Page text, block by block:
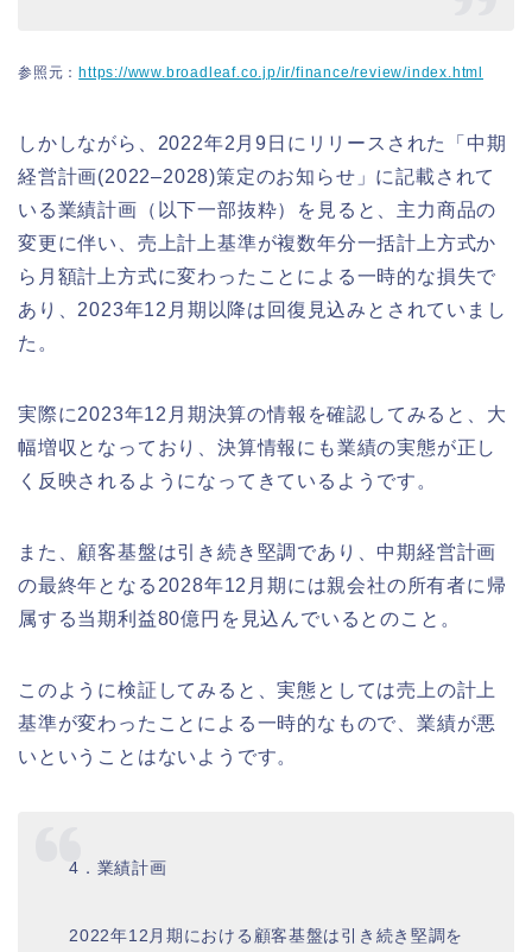
参照元： https://www.broadleaf.co.jp/ir/finance/review/index.html
しかしながら、2022年2月9日にリリースされた「中期
経営計画(2022–2028)策定のお知らせ」に記載されて
いる業績計画（以下一部抜粋）を見ると、主力商品の
変更に伴い、売上計上基準が複数年分一括計上方式か
ら月額計上方式に変わったことによる一時的な損失で
あり、2023年12月期以降は回復見込みとされていまし
た。
実際に2023年12月期決算の情報を確認してみると、大
幅増収となっており、決算情報にも業績の実態が正し
く反映されるようになってきているようです。
また、顧客基盤は引き続き堅調であり、中期経営計画
の最終年となる2028年12月期には親会社の所有者に帰
属する当期利益80億円を見込んでいるとのこと。
このように検証してみると、実態としては売上の計上
基準が変わったことによる一時的なもので、業績が悪
いということはないようです。
4．業績計画
2022年12月期における顧客基盤は引き続き堅調を